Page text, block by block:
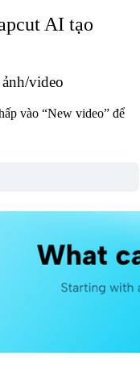
AI tạo
video
vào “New video” để